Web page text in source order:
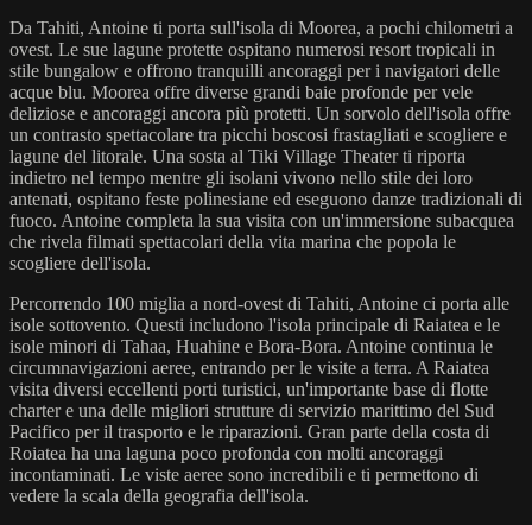
Da Tahiti, Antoine ti porta sull'isola di Moorea, a pochi chilometri a
ovest. Le sue lagune protette ospitano numerosi resort tropicali in
stile bungalow e offrono tranquilli ancoraggi per i navigatori delle
acque blu. Moorea offre diverse grandi baie profonde per vele
deliziose e ancoraggi ancora più protetti. Un sorvolo dell'isola offre
un contrasto spettacolare tra picchi boscosi frastagliati e scogliere e
lagune del litorale. Una sosta al Tiki Village Theater ti riporta
indietro nel tempo mentre gli isolani vivono nello stile dei loro
antenati, ospitano feste polinesiane ed eseguono danze tradizionali di
fuoco. Antoine completa la sua visita con un'immersione subacquea
che rivela filmati spettacolari della vita marina che popola le
scogliere dell'isola.
Percorrendo 100 miglia a nord-ovest di Tahiti, Antoine ci porta alle
isole sottovento. Questi includono l'isola principale di Raiatea e le
isole minori di Tahaa, Huahine e Bora-Bora. Antoine continua le
circumnavigazioni aeree, entrando per le visite a terra. A Raiatea
visita diversi eccellenti porti turistici, un'importante base di flotte
charter e una delle migliori strutture di servizio marittimo del Sud
Pacifico per il trasporto e le riparazioni. Gran parte della costa di
Roiatea ha una laguna poco profonda con molti ancoraggi
incontaminati. Le viste aeree sono incredibili e ti permettono di
vedere la scala della geografia dell'isola.